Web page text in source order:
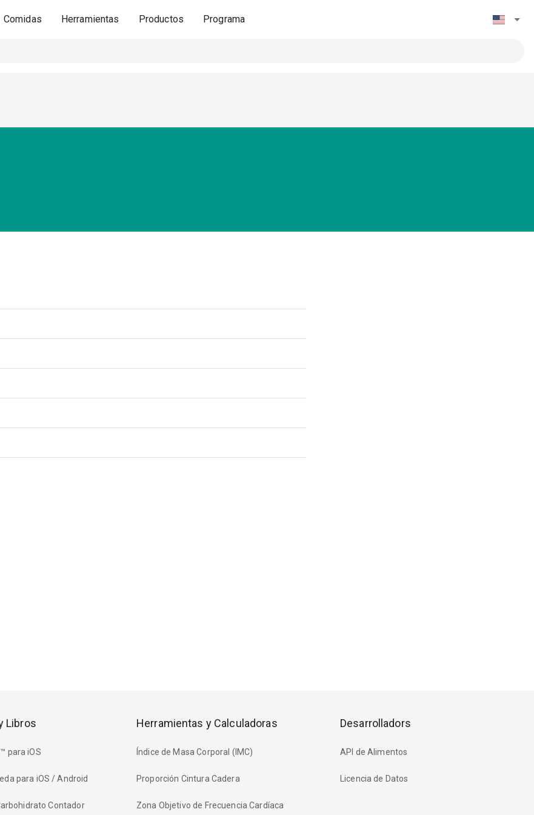
Comidas Herramientas Productos Programa
Libros
para iOS
para iOS / Android
Contador
Herramientas y Calculadoras
Índice de Masa Corporal (IMC)
Proporción Cintura Cadera
Zona Objetivo de Frecuencia Cardíaca
Desarrolladors
API de Alimentos
Licencia de Datos